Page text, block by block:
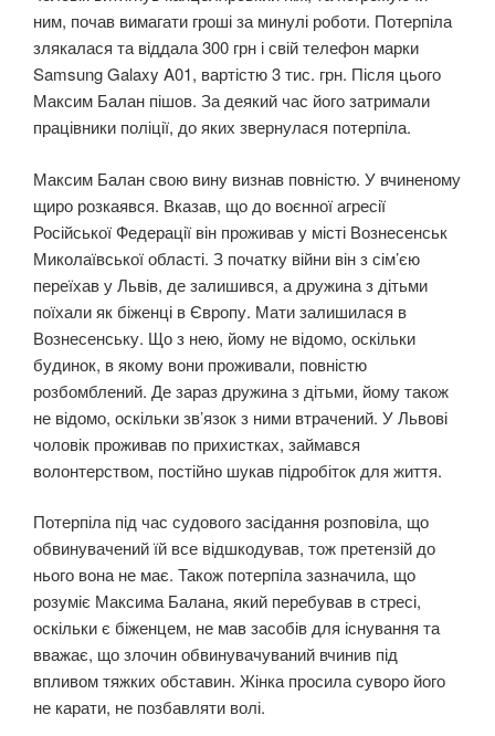
ним, почав вимагати гроші за минулі роботи. Потерпіла
злякалася та віддала 300 грн і свій телефон марки
Samsung Galaxy A01, вартістю 3 тис. грн. Після цього
Максим Балан пішов. За деякий час його затримали
працівники поліції, до яких звернулася потерпіла.
Максим Балан свою вину визнав повністю. У вчиненому
щиро розкаявся. Вказав, що до воєнної агресії
Російської Федерації він проживав у місті Вознесенськ
Миколаївської області. З початку війни він з сім’єю
переїхав у Львів, де залишився, а дружина з дітьми
поїхали як біженці в Європу. Мати залишилася в
Вознесенську. Що з нею, йому не відомо, оскільки
будинок, в якому вони проживали, повністю
розбомблений. Де зараз дружина з дітьми, йому також
не відомо, оскільки зв’язок з ними втрачений. У Львові
чоловік проживав по прихистках, займався
волонтерством, постійно шукав підробіток для життя.
Потерпіла під час судового засідання розповіла, що
обвинувачений їй все відшкодував, тож претензій до
нього вона не має. Також потерпіла зазначила, що
розуміє Максима Балана, який перебував в стресі,
оскільки є біженцем, не мав засобів для існування та
вважає, що злочин обвинувачуваний вчинив під
впливом тяжких обставин. Жінка просила суворо його
не карати, не позбавляти волі.